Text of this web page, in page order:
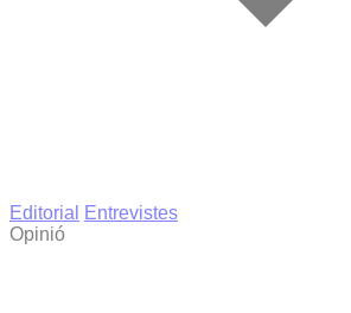
Editorial
Entrevistes
Opinió